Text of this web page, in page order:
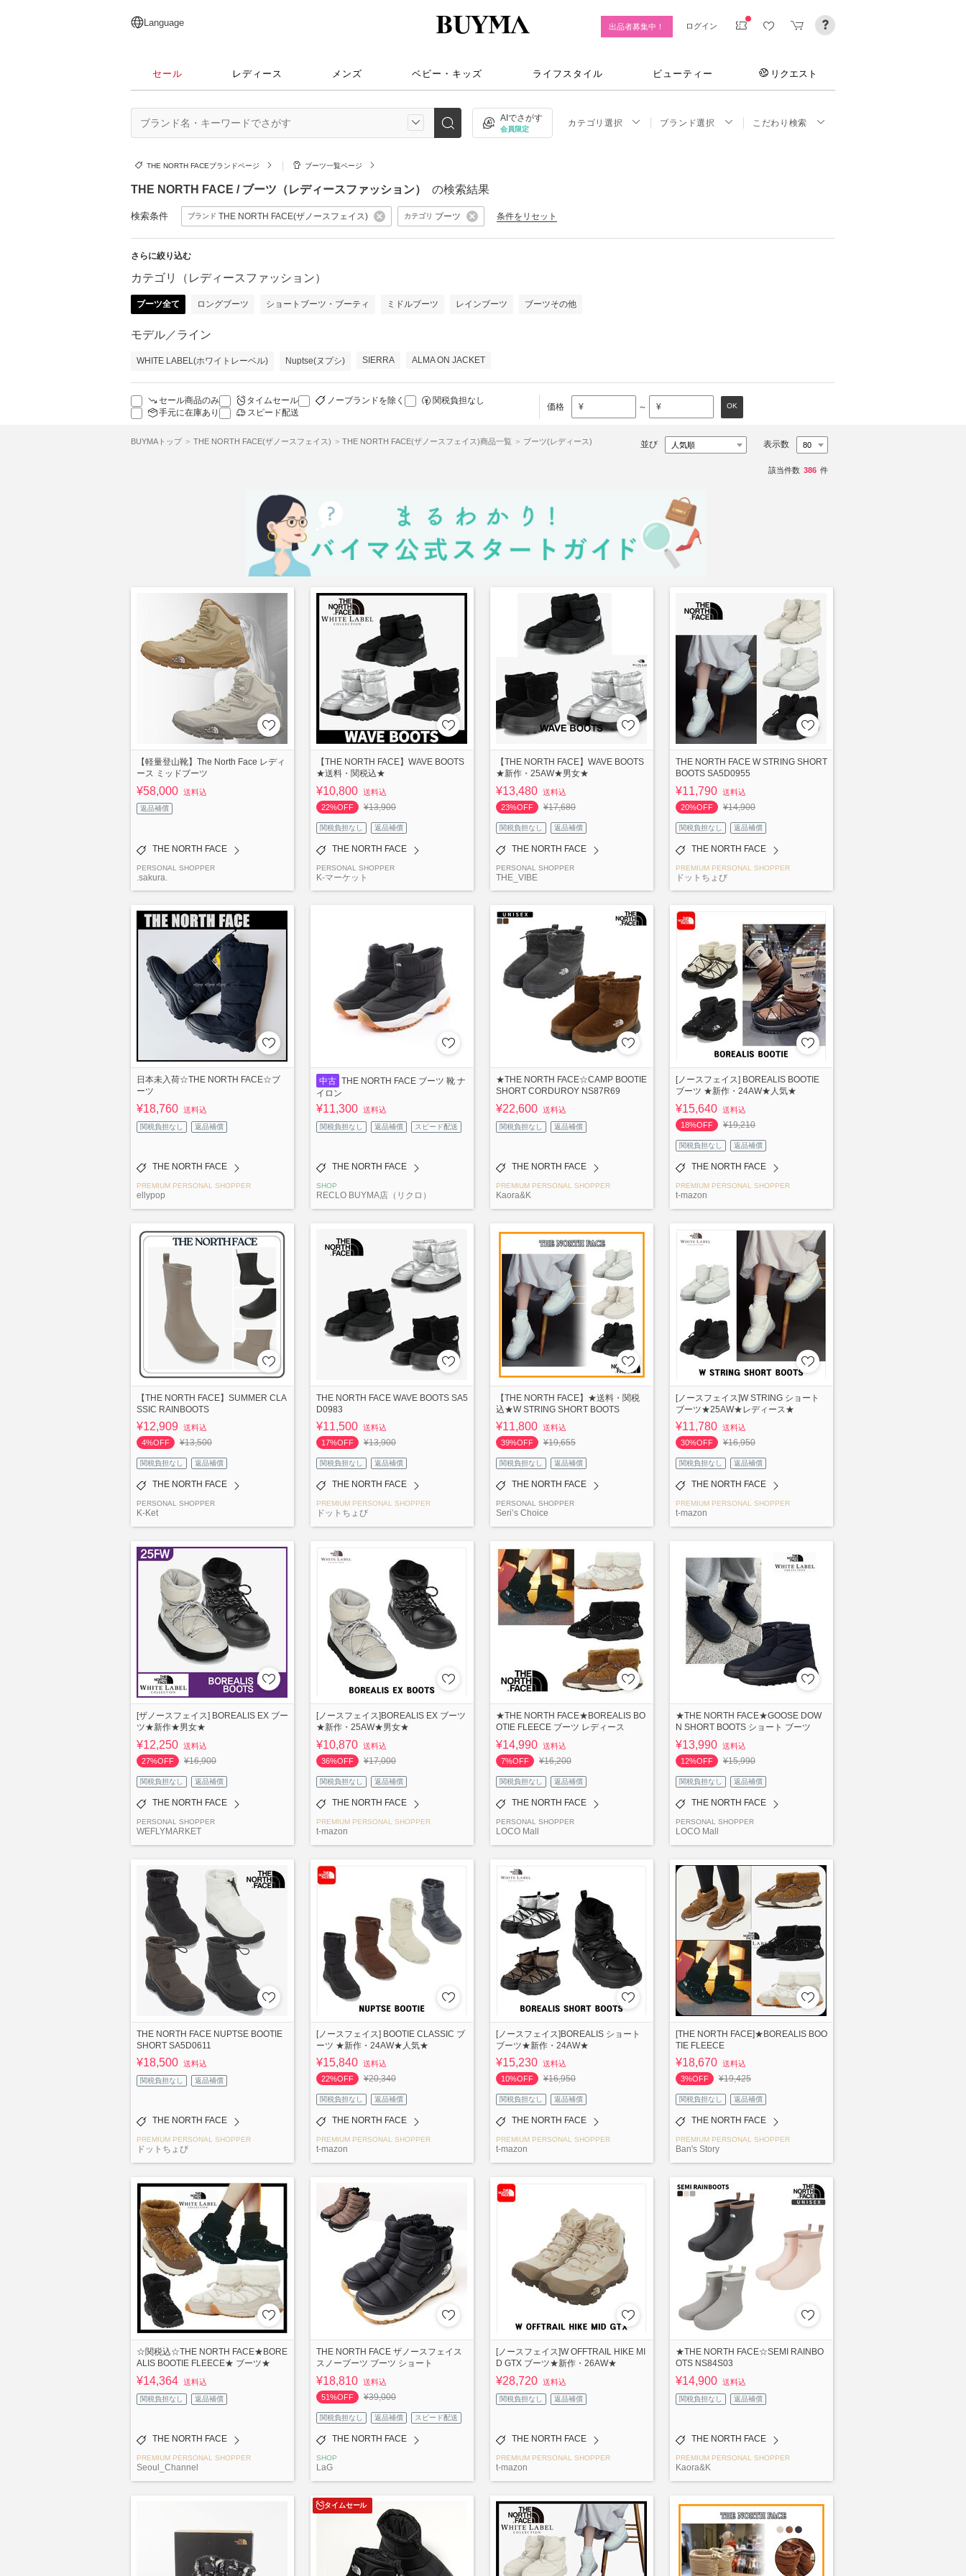
日本語
English
简体中文
繁體中文
Language 出品者募集中！ ログイン
セール レディース メンズ ベビー・キッズ ライフスタイル ビューティー リクエスト
AIでさがす
会員限定
カテゴリ選択 ブランド選択 こだわり検索
THE NORTH FACEブランドページ ブーツ一覧ページ
THE NORTH FACE / ブーツ（レディースファッション） の検索結果
検索条件 ブランド THE NORTH FACE(ザノースフェイス) カテゴリ ブーツ 条件をリセット
さらに絞り込む
カテゴリ（レディースファッション）
ブーツ全て ロングブーツ ショートブーツ・ブーティ ミドルブーツ レインブーツ ブーツその他
モデル／ライン
WHITE LABEL(ホワイトレーベル) Nuptse(ヌプシ) SIERRA ALMA ON JACKET
セール商品のみ タイムセール ノーブランドを除く
関税負担なし
手元に在庫あり
スピード配送
価格 ¥ ～ ¥ OK
BUYMAトップ THE NORTH FACE(ザノースフェイス) THE NORTH FACE(ザノースフェイス)商品一覧 ブーツ(レディース) 並び 表示数
該当件数 386 件
【軽量登山靴】The North Face レディ
ース ミッドブーツ
¥58,000 送料込
返品補償
THE NORTH FACE
PERSONAL SHOPPER
.sakura.
【THE NORTH FACE】WAVE BOOTS
★送料・関税込★
¥10,800 送料込
22%OFF
¥13,900
関税負担なし 返品補償
THE NORTH FACE
PERSONAL SHOPPER
K-マーケット
【THE NORTH FACE】WAVE BOOTS
★新作・25AW★男女★
¥13,480 送料込
23%OFF
¥17,680
関税負担なし 返品補償
THE NORTH FACE
PERSONAL SHOPPER
THE_VIBE
THE NORTH FACE W STRING SHORT
BOOTS SA5D0955
¥11,790 送料込
20%OFF
¥14,900
関税負担なし 返品補償
THE NORTH FACE
PREMIUM PERSONAL SHOPPER
ドットちょび
日本未入荷☆THE NORTH FACE☆ブ
ーツ
¥18,760 送料込
関税負担なし 返品補償
THE NORTH FACE
PREMIUM PERSONAL SHOPPER
ellypop
中古 THE NORTH FACE ブーツ 靴 ナ
イロン
¥11,300 送料込
関税負担なし 返品補償 スピード配送
THE NORTH FACE
SHOP
RECLO BUYMA店（リクロ）
★THE NORTH FACE☆CAMP BOOTIE
SHORT CORDUROY NS87R69
¥22,600 送料込
関税負担なし 返品補償
THE NORTH FACE
PREMIUM PERSONAL SHOPPER
Kaora&K
[ノースフェイス] BOREALIS BOOTIE
ブーツ ★新作・24AW★人気★
¥15,640 送料込
18%OFF
¥19,210
関税負担なし 返品補償
THE NORTH FACE
PREMIUM PERSONAL SHOPPER
t-mazon
【THE NORTH FACE】SUMMER CLA
SSIC RAINBOOTS
¥12,909 送料込
4%OFF
¥13,500
関税負担なし 返品補償
THE NORTH FACE
PERSONAL SHOPPER
K-Ket
THE NORTH FACE WAVE BOOTS SA5
D0983
¥11,500 送料込
17%OFF
¥13,900
関税負担なし 返品補償
THE NORTH FACE
PREMIUM PERSONAL SHOPPER
ドットちょび
【THE NORTH FACE】★送料・関税
込★W STRING SHORT BOOTS
¥11,800 送料込
39%OFF
¥19,655
関税負担なし 返品補償
THE NORTH FACE
PERSONAL SHOPPER
Seri’s Choice
[ノースフェイス]W STRING ショート
ブーツ★25AW★レディース★
¥11,780 送料込
30%OFF
¥16,950
関税負担なし 返品補償
THE NORTH FACE
PREMIUM PERSONAL SHOPPER
t-mazon
[ザノースフェイス] BOREALIS EX ブー
ツ★新作★男女★
¥12,250 送料込
27%OFF
¥16,900
関税負担なし 返品補償
THE NORTH FACE
PERSONAL SHOPPER
WEFLYMARKET
[ノースフェイス]BOREALIS EX ブーツ
★新作・25AW★男女★
¥10,870 送料込
36%OFF
¥17,000
関税負担なし 返品補償
THE NORTH FACE
PREMIUM PERSONAL SHOPPER
t-mazon
★THE NORTH FACE★BOREALIS BO
OTIE FLEECE ブーツ レディース
¥14,990 送料込
7%OFF
¥16,200
関税負担なし 返品補償
THE NORTH FACE
PERSONAL SHOPPER
LOCO Mall
★THE NORTH FACE★GOOSE DOW
N SHORT BOOTS ショート ブーツ
¥13,990 送料込
12%OFF
¥15,990
関税負担なし 返品補償
THE NORTH FACE
PERSONAL SHOPPER
LOCO Mall
THE NORTH FACE NUPTSE BOOTIE
SHORT SA5D0611
¥18,500 送料込
関税負担なし 返品補償
THE NORTH FACE
PREMIUM PERSONAL SHOPPER
ドットちょび
[ノースフェイス] BOOTIE CLASSIC ブ
ーツ ★新作・24AW★人気★
¥15,840 送料込
22%OFF
¥20,340
関税負担なし 返品補償
THE NORTH FACE
PREMIUM PERSONAL SHOPPER
t-mazon
[ノースフェイス]BOREALIS ショート
ブーツ★新作・24AW★
¥15,230 送料込
10%OFF
¥16,950
関税負担なし 返品補償
THE NORTH FACE
PREMIUM PERSONAL SHOPPER
t-mazon
[THE NORTH FACE]★BOREALIS BOO
TIE FLEECE
¥18,670 送料込
3%OFF
¥19,425
関税負担なし 返品補償
THE NORTH FACE
PREMIUM PERSONAL SHOPPER
Ban's Story
☆関税込☆THE NORTH FACE★BORE
ALIS BOOTIE FLEECE★ ブーツ★
¥14,364 送料込
関税負担なし 返品補償
THE NORTH FACE
PREMIUM PERSONAL SHOPPER
Seoul_Channel
THE NORTH FACE ザノースフェイス
スノーブーツ ブーツ ショート
¥18,810 送料込
51%OFF
¥39,000
関税負担なし 返品補償 スピード配送
THE NORTH FACE
SHOP
LaG
[ノースフェイス]W OFFTRAIL HIKE MI
D GTX ブーツ★新作・26AW★
¥28,720 送料込
関税負担なし 返品補償
THE NORTH FACE
PREMIUM PERSONAL SHOPPER
t-mazon
★THE NORTH FACE☆SEMI RAINBO
OTS NS84S03
¥14,900 送料込
関税負担なし 返品補償
THE NORTH FACE
PREMIUM PERSONAL SHOPPER
Kaora&K
タイムセール